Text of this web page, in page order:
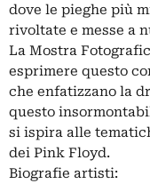
dove le pieghe più
rivoltate e messe a
La Mostra
esprimere questo
che enfatizzano la
questo
si ispira alle
dei Pink Floyd.
Biografie artisti: